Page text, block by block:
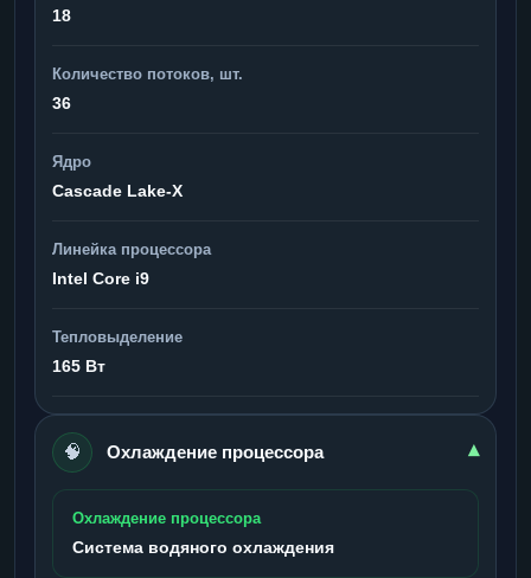
18
Количество потоков, шт.
36
Ядро
Cascade Lake-X
Линейка процессора
Intel Core i9
Тепловыделение
165 Вт
🧠 Охлаждение процессора ▾
Охлаждение процессора
Система водяного охлаждения